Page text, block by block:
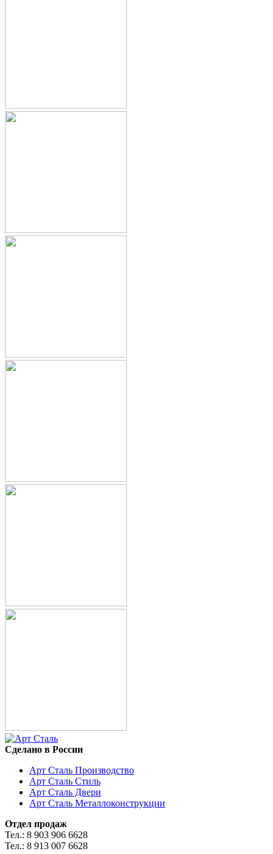
Сделано в России
Арт Сталь Производство
Арт Сталь Стиль
Арт Сталь Двери
Арт Сталь Металлоконструкции
Отдел продаж
Тел.: 8 903 906 6628
Тел.: 8 913 007 6628